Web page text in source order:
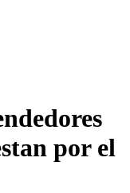
por el